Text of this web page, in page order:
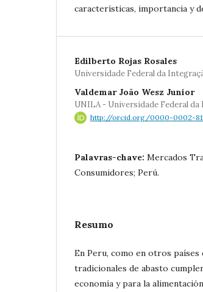
características, importancia y
Edilberto Rojas Rosales
Universidade Federal da
Valdemar João Wesz Junior
UNILA - Universidade Federal
http://orcid.org/0000-0002-
Palavras-chave: Mercados
Consumidores; Perú.
Resumo
En Peru, como en otros países
tradicionales de abasto
economía y para la